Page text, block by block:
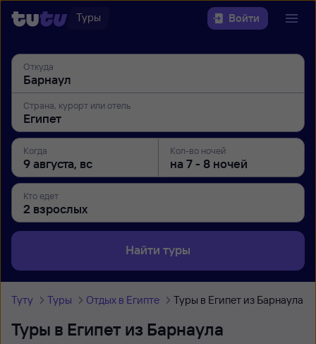
Туры Войти
Откуда
Страна, курорт или отель
Когда Кол-во ночей
Кто едет
Найти туры
Туту Туры Отдых в Египте Туры в Египет из Барнаула
Туры в Египет из Барнаула